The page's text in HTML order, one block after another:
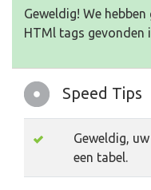
Geweldig! We
HTMl tags gevonden
Speed Tips
Geweldig,
een tabel.